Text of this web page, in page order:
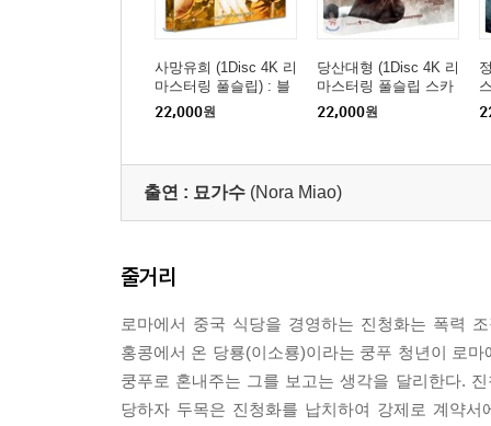
사망유희 (1Disc 4K 리
마스터링 풀슬립) : 블
루레이
22,000원
당산대형 (1Disc 4K 리
마스터링 풀슬립 스카
나보 케이스) : 블루레
22,000원
출연 : 묘가수 (Nora Miao)
줄거리
로마에서 중국 식당을 경영하는 진청화는 폭력
홍콩에서 온 당룡(이소룡)이라는 쿵푸 청년이 로
쿵푸로 혼내주는 그를 보고는 생각을 달리한다.
당하자 두목은 진청화를 납치하여 강제로 계약